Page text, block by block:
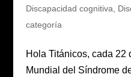
Discapacidad cognitiva
categoría
Hola Titánicos, cada 22
Mundial del Síndrome